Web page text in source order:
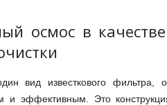
осмос в
вид известкового фильтра,
и эффективным. Это